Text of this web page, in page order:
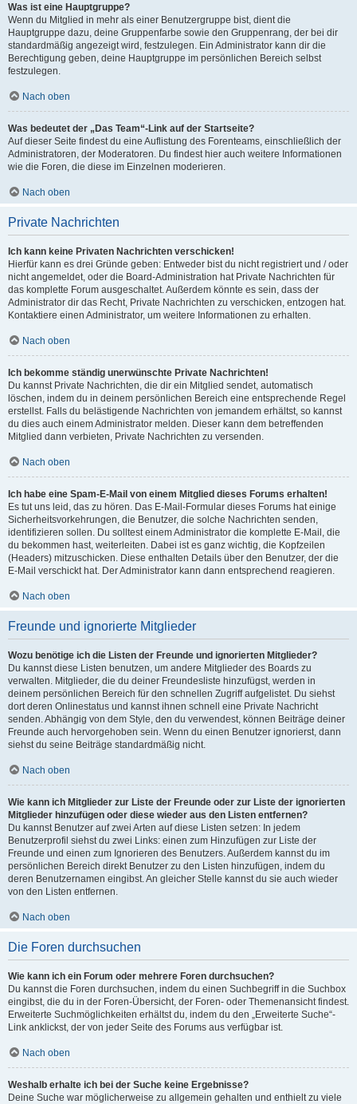
Was ist eine Hauptgruppe?
Wenn du Mitglied in mehr als einer Benutzergruppe bist, dient die
Hauptgruppe dazu, deine Gruppenfarbe sowie den Gruppenrang, der bei dir
standardmäßig angezeigt wird, festzulegen. Ein Administrator kann dir die
Berechtigung geben, deine Hauptgruppe im persönlichen Bereich selbst
festzulegen.
Nach oben
Was bedeutet der „Das Team“-Link auf der Startseite?
Auf dieser Seite findest du eine Auflistung des Forenteams, einschließlich der
Administratoren, der Moderatoren. Du findest hier auch weitere Informationen
wie die Foren, die diese im Einzelnen moderieren.
Nach oben
Private Nachrichten
Ich kann keine Privaten Nachrichten verschicken!
Hierfür kann es drei Gründe geben: Entweder bist du nicht registriert und / oder
nicht angemeldet, oder die Board-Administration hat Private Nachrichten für
das komplette Forum ausgeschaltet. Außerdem könnte es sein, dass der
Administrator dir das Recht, Private Nachrichten zu verschicken, entzogen hat.
Kontaktiere einen Administrator, um weitere Informationen zu erhalten.
Nach oben
Ich bekomme ständig unerwünschte Private Nachrichten!
Du kannst Private Nachrichten, die dir ein Mitglied sendet, automatisch
löschen, indem du in deinem persönlichen Bereich eine entsprechende Regel
erstellst. Falls du belästigende Nachrichten von jemandem erhältst, so kannst
du dies auch einem Administrator melden. Dieser kann dem betreffenden
Mitglied dann verbieten, Private Nachrichten zu versenden.
Nach oben
Ich habe eine Spam-E-Mail von einem Mitglied dieses Forums erhalten!
Es tut uns leid, das zu hören. Das E-Mail-Formular dieses Forums hat einige
Sicherheitsvorkehrungen, die Benutzer, die solche Nachrichten senden,
identifizieren sollen. Du solltest einem Administrator die komplette E-Mail, die
du bekommen hast, weiterleiten. Dabei ist es ganz wichtig, die Kopfzeilen
(Headers) mitzuschicken. Diese enthalten Details über den Benutzer, der die
E-Mail verschickt hat. Der Administrator kann dann entsprechend reagieren.
Nach oben
Freunde und ignorierte Mitglieder
Wozu benötige ich die Listen der Freunde und ignorierten Mitglieder?
Du kannst diese Listen benutzen, um andere Mitglieder des Boards zu
verwalten. Mitglieder, die du deiner Freundesliste hinzufügst, werden in
deinem persönlichen Bereich für den schnellen Zugriff aufgelistet. Du siehst
dort deren Onlinestatus und kannst ihnen schnell eine Private Nachricht
senden. Abhängig von dem Style, den du verwendest, können Beiträge deiner
Freunde auch hervorgehoben sein. Wenn du einen Benutzer ignorierst, dann
siehst du seine Beiträge standardmäßig nicht.
Nach oben
Wie kann ich Mitglieder zur Liste der Freunde oder zur Liste der ignorierten
Mitglieder hinzufügen oder diese wieder aus den Listen entfernen?
Du kannst Benutzer auf zwei Arten auf diese Listen setzen: In jedem
Benutzerprofil siehst du zwei Links: einen zum Hinzufügen zur Liste der
Freunde und einen zum Ignorieren des Benutzers. Außerdem kannst du im
persönlichen Bereich direkt Benutzer zu den Listen hinzufügen, indem du
deren Benutzernamen eingibst. An gleicher Stelle kannst du sie auch wieder
von den Listen entfernen.
Nach oben
Die Foren durchsuchen
Wie kann ich ein Forum oder mehrere Foren durchsuchen?
Du kannst die Foren durchsuchen, indem du einen Suchbegriff in die Suchbox
eingibst, die du in der Foren-Übersicht, der Foren- oder Themenansicht findest.
Erweiterte Suchmöglichkeiten erhältst du, indem du den „Erweiterte Suche“-
Link anklickst, der von jeder Seite des Forums aus verfügbar ist.
Nach oben
Weshalb erhalte ich bei der Suche keine Ergebnisse?
Deine Suche war möglicherweise zu allgemein gehalten und enthielt zu viele